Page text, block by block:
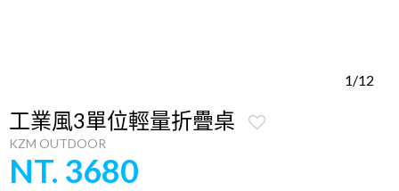
1/12
工業風3單位輕量折疊桌
KZM OUTDOOR
NT. 3680